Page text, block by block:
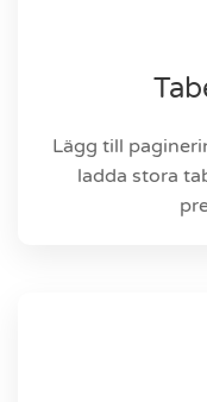
Lägg till
ladda stora